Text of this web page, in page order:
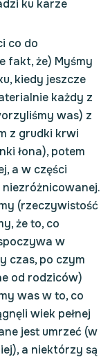
ku karze
co do
fakt, że) Myśmy
kiedy jeszcze
każdy z
was) z
z grudki krwi
łona), potem
a w części
(rzeczywistość
że to, co
w
czas, po czym
od rodziców)
was w to, co
wiek pełnej
jest umrzeć (w
a niektórzy są